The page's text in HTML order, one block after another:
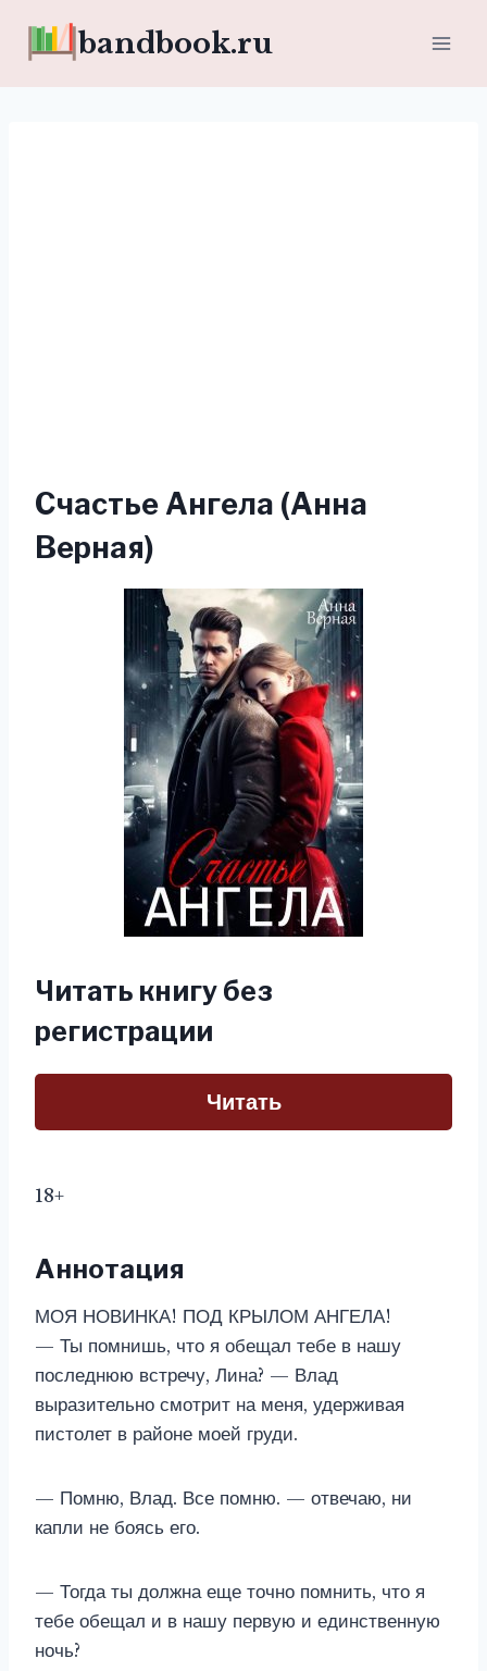
bandbook.ru
Счастье Ангела (Анна
Верная)
Читать книгу без
регистрации
Читать
18+
Аннотация
МОЯ НОВИНКА! ПОД КРЫЛОМ АНГЕЛА!
— Ты помнишь, что я обещал тебе в нашу
последнюю встречу, Лина? — Влад
выразительно смотрит на меня, удерживая
пистолет в районе моей груди.
— Помню, Влад. Все помню. — отвечаю, ни
капли не боясь его.
— Тогда ты должна еще точно помнить, что я
тебе обещал и в нашу первую и единственную
ночь?